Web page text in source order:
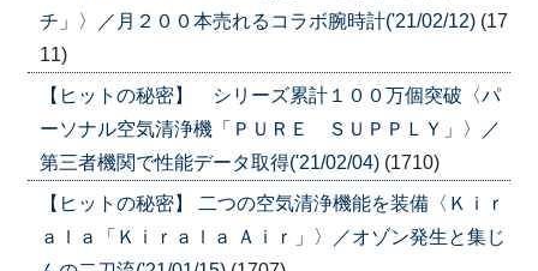
チ」〉／月２００本売れるコラボ腕時計('21/02/12) (17
11)
【ヒットの秘密】 シリーズ累計１００万個突破〈パ
ーソナル空気清浄機「ＰＵＲＥ ＳＵＰＰＬＹ」〉／
第三者機関で性能データ取得('21/02/04) (1710)
【ヒットの秘密】 二つの空気清浄機能を装備〈Ｋｉｒ
ａｌａ「Ｋｉｒａｌａ Ａｉｒ」〉／オゾン発生と集じ